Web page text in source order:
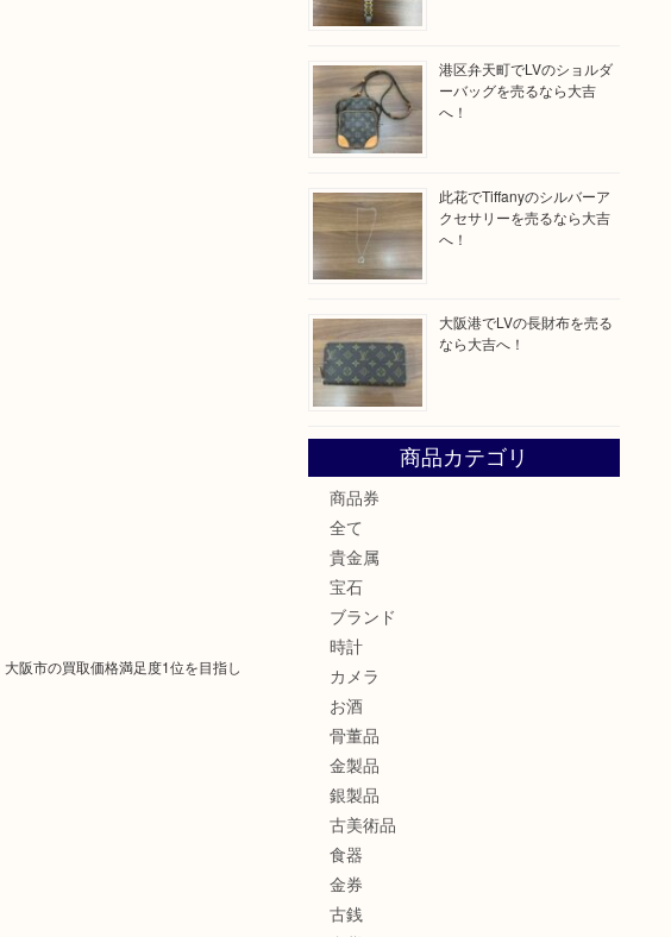
阪市の買取価格満足度1位を目指し
港区弁天町でLVのショルダ
ーバッグを売るなら大吉
へ！
此花でTiffanyのシルバーア
クセサリーを売るなら大吉
へ！
大阪港でLVの長財布を売る
なら大吉へ！
商品カテゴリ
商品券
全て
貴金属
宝石
ブランド
時計
カメラ
お酒
骨董品
金製品
銀製品
古美術品
食器
金券
古銭